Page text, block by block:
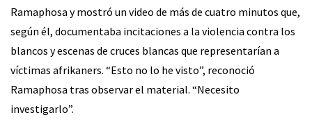
Ramaphosa y mostró un video de más de cuatro minutos que,
según él, documentaba incitaciones a la violencia contra los
blancos y escenas de cruces blancas que representarían a
víctimas afrikaners. “Esto no lo he visto”, reconoció
Ramaphosa tras observar el material. “Necesito
investigarlo”.